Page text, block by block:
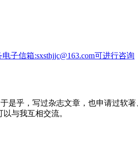
子信箱:sxsthjjc@163.com可进行咨询
是乎，写过杂志文章，也申请过软
与我互相交流。